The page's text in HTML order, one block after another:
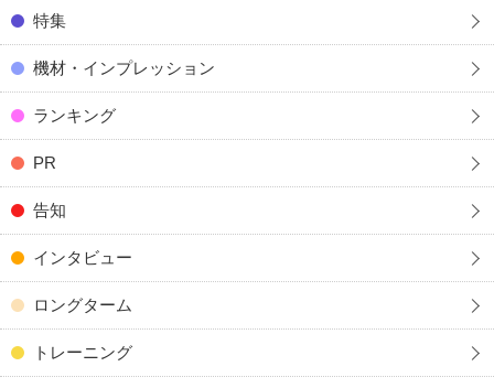
特集
機材・インプレッション
ランキング
PR
告知
インタビュー
ロングターム
トレーニング